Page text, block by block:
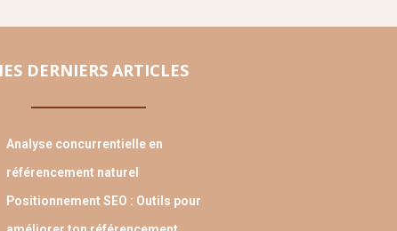
DERNIERS ARTICLES
Analyse concurrentielle en
référencement naturel
Positionnement SEO : Outils pour